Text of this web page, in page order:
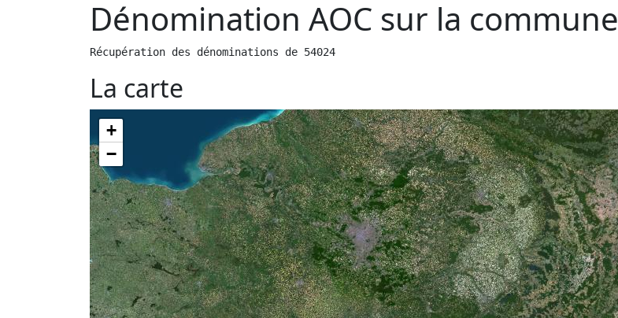
Dénomination AOC sur la commune
Récupération des dénominations de 54024
La carte
+
−